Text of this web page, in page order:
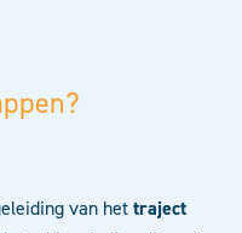
van hettraject